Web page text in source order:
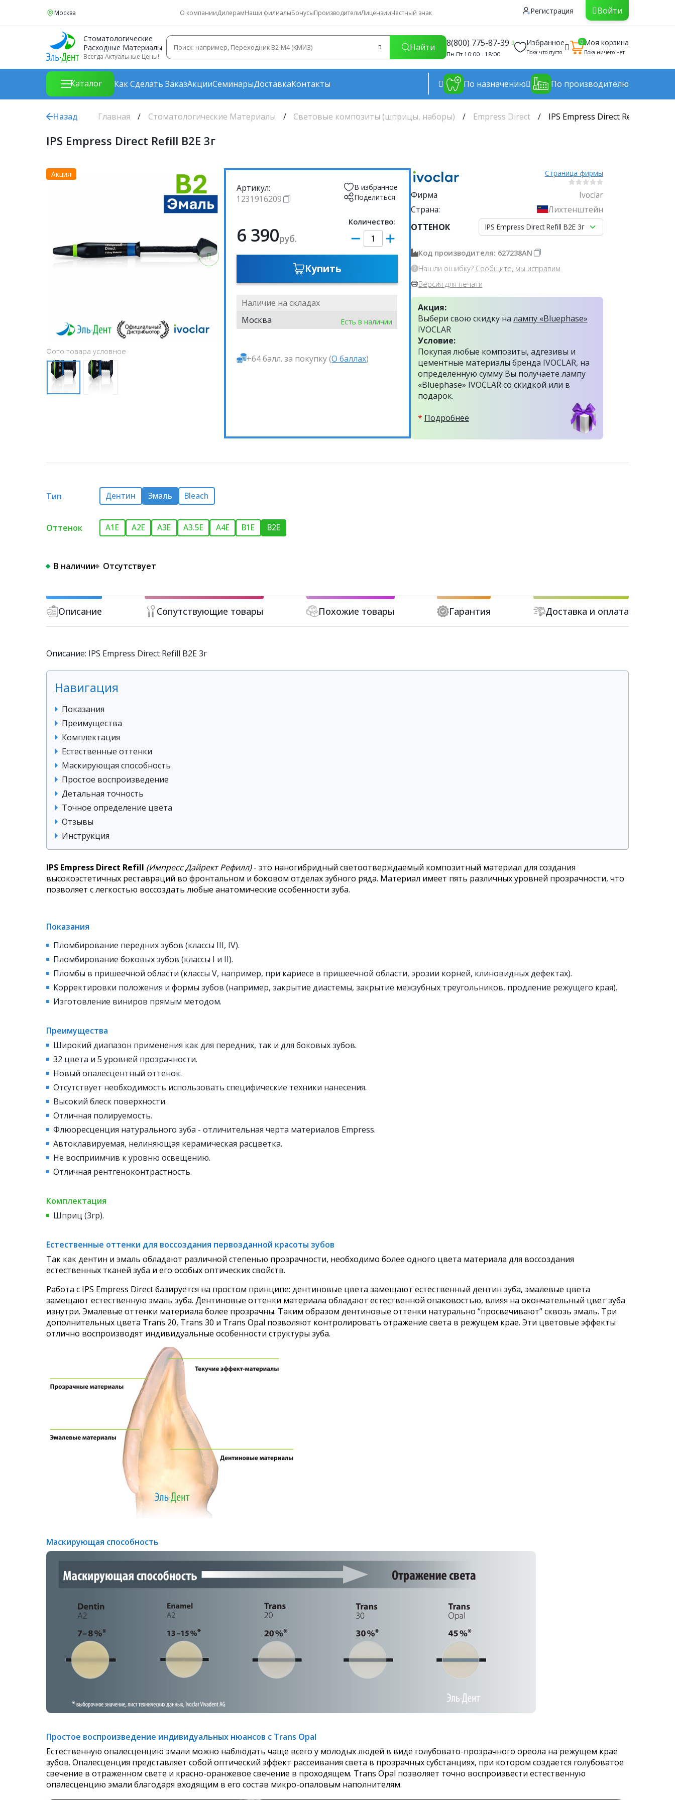
Москва О компанииДилерамНаши филиалыБонусыПроизводителиЛицензииЧестный знак Регистрация Войти
Стоматологические
Расходные Материалы
Всегда Актуальные Цены!
Найти 8(800) 775-87-39
Пн-Пт 10:00 - 18:00
Избранное
Пока что пусто
0Моя корзина
Пока ничего нет
Каталог Как Сделать ЗаказАкцииСеминарыДоставкаКонтакты По назначению По производителю
Назад Главная Стоматологические Материалы Световые композиты (шприцы, наборы) Empress Direct IPS Empress Direct Refill B2E 3г
IPS Empress Direct Refill B2E 3г
Акция
Фото товара условное
Артикул:
1231916209
В избранное
Поделиться
6 390руб.
Количество:
Купить
Наличие на складах
Москва
Есть в наличии
+64 балл. за покупку (О баллах)
Страница фирмы
Фирма
Ivoclar
Страна:
Лихтенштейн
ОТТЕНОК
IPS Empress Direct Refill B2E 3г
Код производителя: 627238AN
Нашли ошибку? Сообщите, мы исправим
Версия для печати
Акция:
Выбери свою скидку на лампу «Bluephase»
IVOCLAR
Условие:
Покупая любые композиты, адгезивы и
цементные материалы бренда IVOCLAR, на
определенную сумму Вы получаете лампу
«Bluephase» IVOCLAR со скидкой или в
подарок.
* Подробнее
Тип Дентин Эмаль Bleach
Оттенок A1E A2E A3E A3.5E A4E B1E B2E
В наличии Отсутствует
Описание Сопутствующие товары Похожие товары Гарантия Доставка и оплата
Описание: IPS Empress Direct Refill B2E 3г
Навигация
Показания
Преимущества
Комплектация
Естественные оттенки
Маскирующая способность
Простое воспроизведение
Детальная точность
Точное определение цвета
Отзывы
Инструкция
IPS Empress Direct Refill (Импресс Дайрект Рефилл)- это наногибридный светоотверждаемый композитный материал для создания
высокоэстетичных реставраций во фронтальном и боковом отделах зубного ряда. Материал имеет пять различных уровней прозрачности, что
позволяет с легкостью воссоздать любые анатомические особенности зуба.
Показания
Пломбирование передних зубов (классы III, IV).
Пломбирование боковых зубов (классы I и II).
Пломбы в пришеечной области (классы V, например, при кариесе в пришеечной области, эрозии корней, клиновидных дефектах).
Корректировки положения и формы зубов (например, закрытие диастемы, закрытие межзубных треугольников, продление режущего края).
Изготовление виниров прямым методом.
Преимущества
Широкий диапазон применения как для передних, так и для боковых зубов.
32 цвета и 5 уровней прозрачности.
Новый опалесцентный оттенок.
Отсутствует необходимость использовать специфические техники нанесения.
Высокий блеск поверхности.
Отличная полируемость.
Флюоресценция натурального зуба - отличительная черта материалов Empress.
Автоклавируемая, нелиняющая керамическая расцветка.
Не восприимчив к уровню освещению.
Отличная рентгеноконтрастность.
Комплектация
Шприц (3гр).
Естественные оттенки для воссоздания первозданной красоты зубов
Так как дентин и эмаль обладают различной степенью прозрачности, необходимо более одного цвета материала для воссоздания
естественных тканей зуба и его особых оптических свойств.
Работа с IPS Empress Direct базируется на простом принципе: дентиновые цвета замещают естественный дентин зуба, эмалевые цвета
замещают естественную эмаль зуба. Дентиновые оттенки материала обладают естественной опаковостью, влияя на окончательный цвет зуба
изнутри. Эмалевые оттенки материала более прозрачны. Таким образом дентиновые оттенки натурально “просвечивают” сквозь эмаль. Три
дополнительных цвета Trans 20, Trans 30 и Trans Opal позволяют контролировать отражение света в режущем крае. Эти цветовые эффекты
отлично воспроизводят индивидуальные особенности структуры зуба.
Маскирующая способность
Простое воспроизведение индивидуальных нюансов с Trans Opal
Естественную опалесценцию эмали можно наблюдать чаще всего у молодых людей в виде голубовато-прозрачного ореола на режущем крае
зубов. Опалесценция представляет собой оптический эффект рассеивания света в прозрачных субстанциях, при котором создается голубоватое
свечение в отраженном свете и красно-оранжевое свечение в проходящем. Trans Opal позволяет точно воспроизвести естественную
опалесценцию эмали благодаря входящим в его состав микро-опаловым наполнителям.